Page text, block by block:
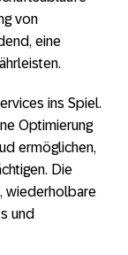
von
eine
ins Spiel.
Optimierung
ermöglichen,
Die
wiederholbare
und